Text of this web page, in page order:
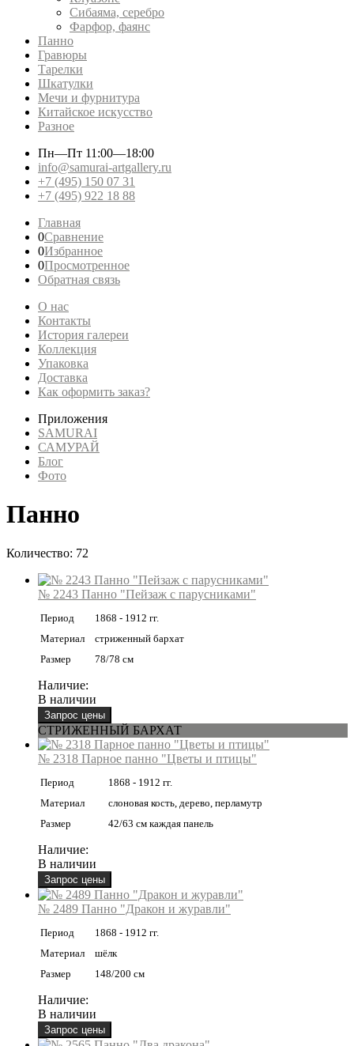
Сибаяма, серебро
Фарфор, фаянс
Панно
Гравюры
Тарелки
Шкатулки
Мечи и фурнитура
Китайское искусство
Разное
Пн—Пт 11:00—18:00
info@samurai-artgallery.ru
+7 (495) 150 07 31
+7 (495) 922 18 88
Главная
0Сравнение
0Избранное
0Просмотренное
Обратная связь
О нас
Контакты
История галереи
Коллекция
Упаковка
Доставка
Как оформить заказ?
Приложения
SAMURAI
САМУРАЙ
Блог
Фото
Панно
Количество: 72
№ 2243 Панно "Пейзаж с парусниками"
Период
1868 - 1912 гг.
Материал
стриженный бархат
Размер
78/78 см
Наличие:
В наличии
СТРИЖЕННЫЙ БАРХАТ
№ 2318 Парное панно "Цветы и птицы"
Период
1868 - 1912 гг.
Материал
слоновая кость, дерево, перламутр
Размер
42/63 см каждая панель
Наличие:
В наличии
№ 2489 Панно "Дракон и журавли"
Период
1868 - 1912 гг.
Материал
шёлк
Размер
148/200 см
Наличие:
В наличии